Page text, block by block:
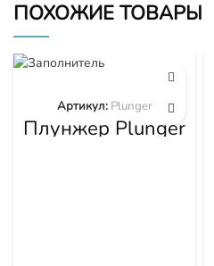
ПОХОЖИЕ ТОВАРЫ
Плунжер Plunger
Артикул: Plunger